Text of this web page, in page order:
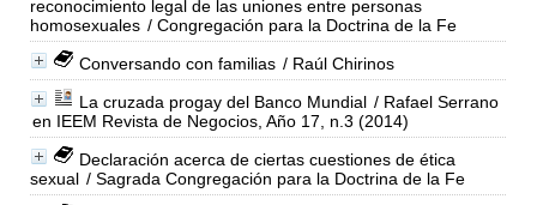
reconocimiento legal de las uniones entre personas
homosexuales / Congregación para la Doctrina de la Fe
Conversando con familias / Raúl Chirinos
La cruzada progay del Banco Mundial / Rafael Serrano
en IEEM Revista de Negocios, Año 17, n.3 (2014)
Declaración acerca de ciertas cuestiones de ética
sexual / Sagrada Congregación para la Doctrina de la Fe